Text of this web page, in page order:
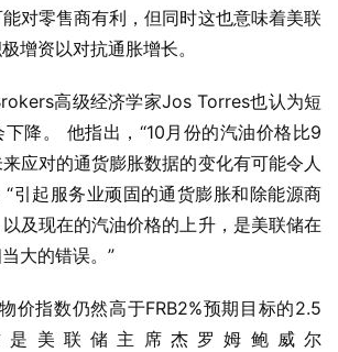
对零售商有利，但同时这也意味着美联
增资以对抗通胀增长。
高级经济学家Jos Torres也认为短
降。 他指出，“10月份的汽油价格比9
应对的通货膨胀数据的变化有可能令人
引起服务业顽固的通货膨胀和除能源商
及现在的汽油价格的上升，是美联储在
大的错误。”
价指数仍然高于FRB2%预期目标的2.5
美联储主席杰罗姆鲍威尔